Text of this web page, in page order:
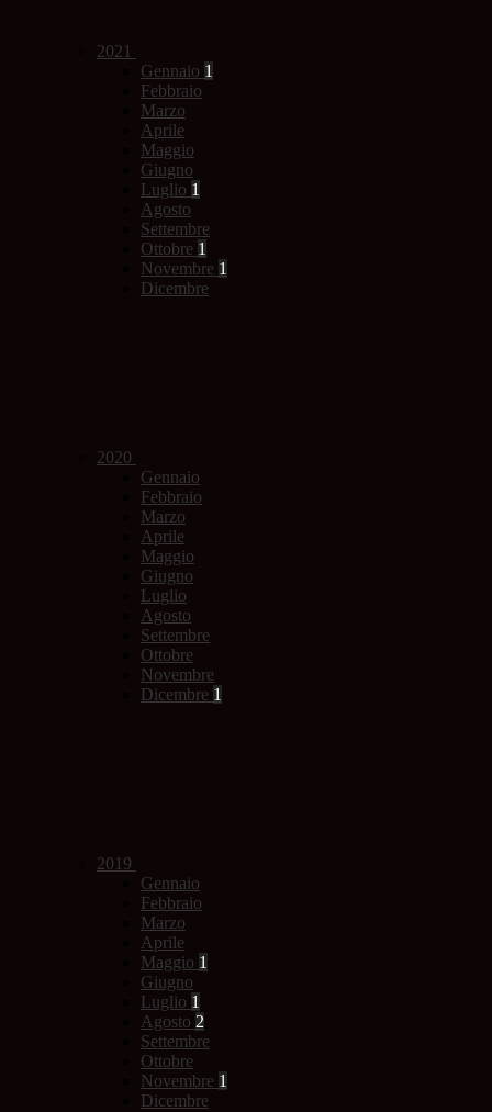
2021
Gennaio 1
Febbraio
Marzo
Aprile
Maggio
Giugno
Luglio 1
Agosto
Settembre
Ottobre 1
Novembre 1
Dicembre
2020
Gennaio
Febbraio
Marzo
Aprile
Maggio
Giugno
Luglio
Agosto
Settembre
Ottobre
Novembre
Dicembre 1
2019
Gennaio
Febbraio
Marzo
Aprile
Maggio 1
Giugno
Luglio 1
Agosto 2
Settembre
Ottobre
Novembre 1
Dicembre